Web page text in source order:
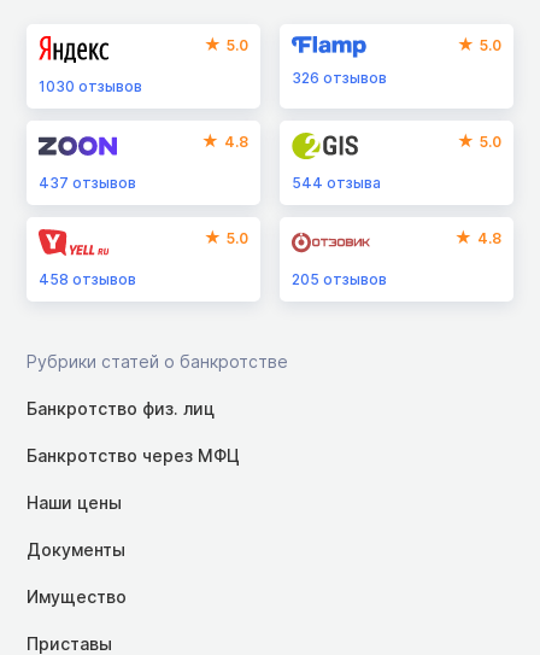
5.0
1030 отзывов
5.0
326отзывов
4.8
437 отзывов
5.0
544отзыва
5.0
458 отзывов
4.8
205отзывов
Рубрики статей о банкротстве
Банкротство физ. лиц
Банкротство через МФЦ
Наши цены
Документы
Имущество
Приставы